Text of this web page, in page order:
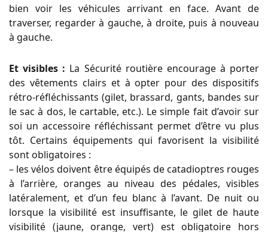
bien voir les véhicules arrivant en face. Avant de
traverser, regarder à gauche, à droite, puis à nouveau
à gauche.
Et visibles : La Sécurité routière encourage à porter
des vêtements clairs et à opter pour des dispositifs
rétro-réfléchissants (gilet, brassard, gants, bandes sur
le sac à dos, le cartable, etc.). Le simple fait d’avoir sur
soi un accessoire réfléchissant permet d’être vu plus
tôt. Certains équipements qui favorisent la visibilité
sont obligatoires :
– les vélos doivent être équipés de catadioptres rouges
à l’arrière, oranges au niveau des pédales, visibles
latéralement, et d’un feu blanc à l’avant. De nuit ou
lorsque la visibilité est insuffisante, le gilet de haute
visibilité (jaune, orange, vert) est obligatoire hors